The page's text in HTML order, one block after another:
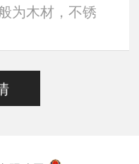
为木材，不锈